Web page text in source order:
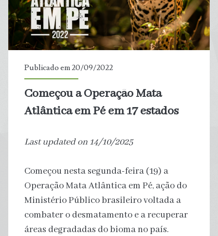
Publicado em 20/09/2022
Começou a Operação Mata
Atlântica em Pé em 17 estados
Last updated on 14/10/2025
Começou nesta segunda-feira (19) a
Operação Mata Atlântica em Pé, ação do
Ministério Público brasileiro voltada a
combater o desmatamento e a recuperar
áreas degradadas do bioma no país.